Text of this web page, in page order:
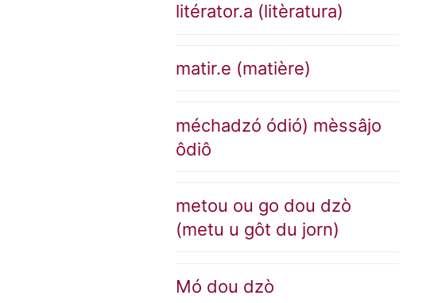
litérator.a (litèratura)
matir.e (matière)
méchadzó ódió) mèssâjo
ôdiô
metou ou go dou dzò
(metu u gôt du jorn)
Mó dou dzò